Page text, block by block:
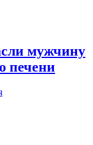
мужчину
печени